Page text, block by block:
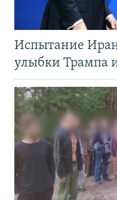
Испытание
улыбки Трампа